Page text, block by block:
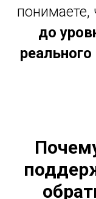
понимаете,
до